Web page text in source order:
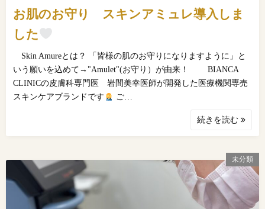
お肌のお守り スキンアミュレ導入しま
した
⠀ Skin Amureとは？ 「皆様の肌のお守りになりますように」と
いう願いを込めて→"Amulet"(お守り）が由来！ ⠀ ⠀ BIANCA
CLINICの皮膚科専門医 岩間美幸医師が開発した医療機関専売
スキンケアブランドです
ご…
続きを読む
未分類